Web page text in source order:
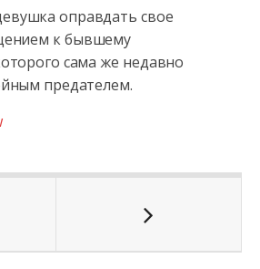
оправдать свое
к бывшему
сама же недавно
предателем.